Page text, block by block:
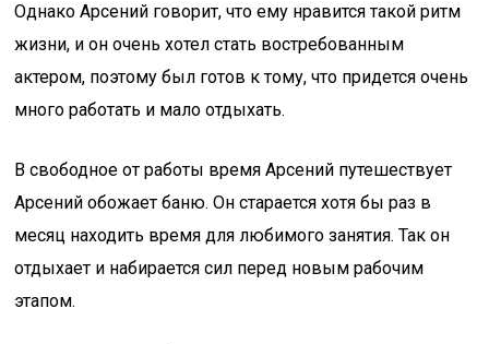
Однако Арсений говорит, что ему нравится такой ритм
жизни, и он очень хотел стать востребованным
актером, поэтому был готов к тому, что придется очень
много работать и мало отдыхать.
В свободное от работы время Арсений путешествует
Арсений обожает баню. Он старается хотя бы раз в
месяц находить время для любимого занятия. Так он
отдыхает и набирается сил перед новым рабочим
этапом.